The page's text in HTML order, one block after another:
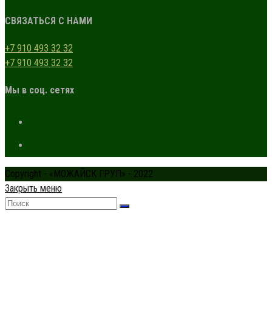
СВЯЗАТЬСЯ С НАМИ
+7 910 493 32 32
+7 910 493 32 32
Мы в соц. сетях
Copyright - «МОЖАЙСК ГРУП» - 2022
Закрыть меню